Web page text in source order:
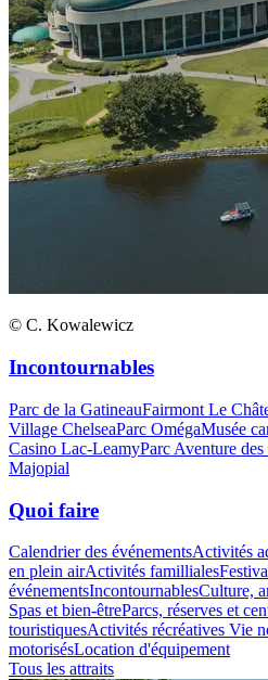
© C. Kowalewicz
Incontournables
Parc de la GatineauFairmont Le
Village ChelseaParc OmégaMusée
Casino Lac-LeamyParc Aventure
Majopial
Quoi faire
Calendrier des événementsActivités
en plein airActivités familliales
événementsIncontournablesCulture,
Spas et bien-êtreParcs, réserves et
touristiquesActivités récréatives Vie
motorisésLocation d'équipement
Tous les attraits